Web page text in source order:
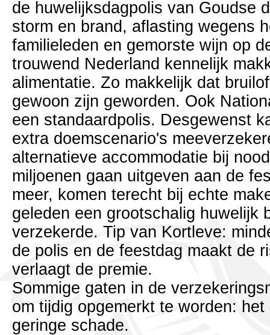
de huwelijksdagpolis van Goudse
storm en brand, aflasting wegens
familieleden en gemorste wijn op
trouwend Nederland kennelijk
alimentatie. Zo makkelijk dat
gewoon zijn geworden. Ook
een standaardpolis. Desgewenst
extra doemscenario's
alternatieve accommodatie bij
miljoenen gaan uitgeven aan de
meer, komen terecht bij echte
geleden een grootschalig huwelijk
verzekerde. Tip van Kortleve:
de polis en de feestdag maakt de
verlaagt de premie.
Sommige gaten in de
om tijdig opgemerkt te worden:
geringe schade.